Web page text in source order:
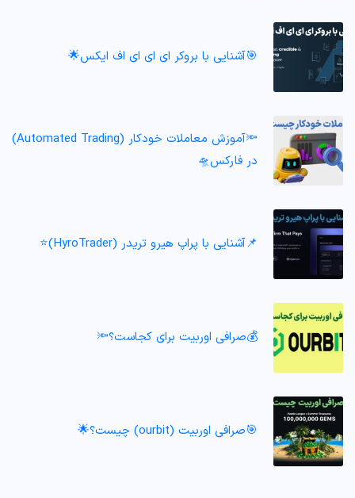
🎯آشنایی با بروکر ای ای ای اف ایکس🌟
🔦آموزش معاملات خودکار (Automated Trading)
در فارکس🛸
📌آشنایی با پراپ هیرو تریدر (HyroTrader)⭐️
💰صرافی اوربیت برای کجاست؟🔦
🎯صرافی اوربیت (ourbit) چیست؟🌟